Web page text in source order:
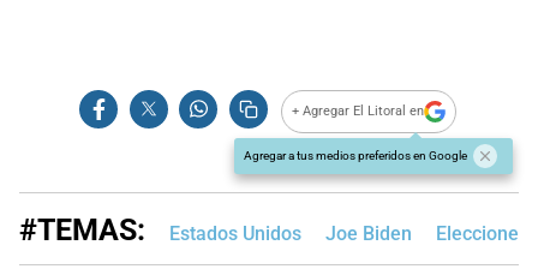
+ Agregar El Litoral en
Agregar a tus medios preferidos en Google
#TEMAS: Estados Unidos Joe Biden Elecciones